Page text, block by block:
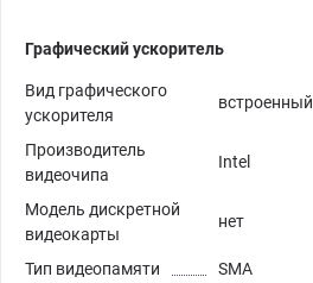
Графический ускоритель
Вид графического
ускорителя
встроенный
Производитель
видеочипа
Intel
Модель дискретной
видеокарты
нет
Тип видеопамяти SMA